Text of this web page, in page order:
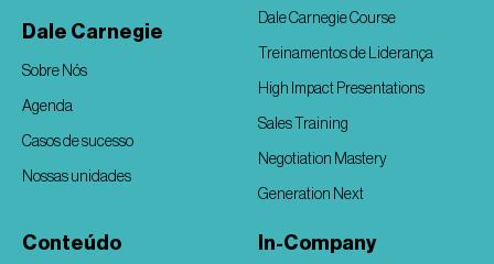
Dale Carnegie
Sobre Nós
Agenda
Casos de sucesso
Nossas unidades
Dale Carnegie Course
Treinamentos de Liderança
High Impact Presentations
Sales Training
Negotiation Mastery
Generation Next
Conteúdo In-Company